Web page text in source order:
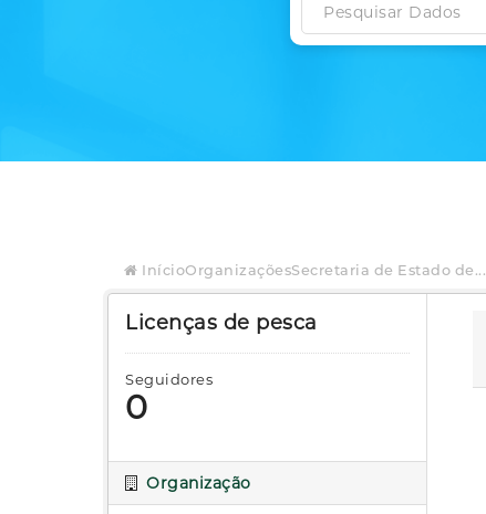
InícioOrganizaçõesSecretaria de Estado de...
Licenças de pesca
Seguidores
0
Organização